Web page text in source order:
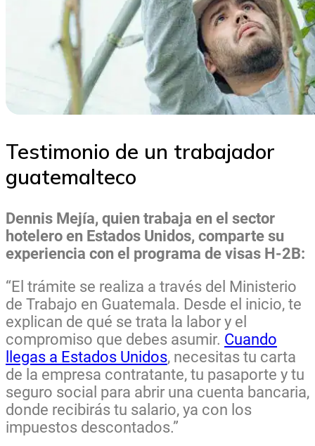
Testimonio de un trabajador
guatemalteco
Dennis Mejía, quien trabaja en el sector
hotelero en Estados Unidos, comparte su
experiencia con el programa de visas H-2B:
“El trámite se realiza a través del Ministerio
de Trabajo en Guatemala. Desde el inicio, te
explican de qué se trata la labor y el
compromiso que debes asumir. Cuando
llegas a Estados Unidos, necesitas tu carta
de la empresa contratante, tu pasaporte y tu
seguro social para abrir una cuenta bancaria,
donde recibirás tu salario, ya con los
impuestos descontados.”